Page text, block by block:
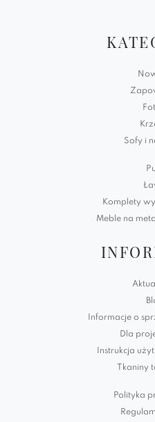
Sofy i
Komplety
Meble na
Informacje o
Dla
Instrukcja
Tkaniny
Polityka